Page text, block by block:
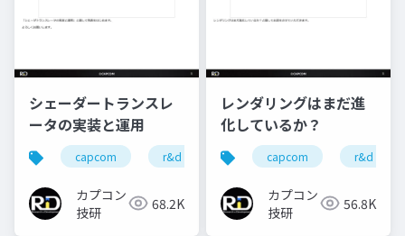
シェーダートランスレ
ータの実装と運用
capcom r&d カプコン カプコン技研
カプコン
技研
68.2K
レンダリングはまだ進
化しているか？
capcom r&d
カプコン
技研
56.8K